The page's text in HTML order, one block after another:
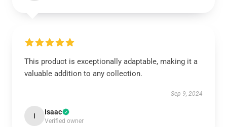
This product is exceptionally adaptable, making it a
valuable addition to any collection.
Sep 9, 2024
I Isaac
Verified owner